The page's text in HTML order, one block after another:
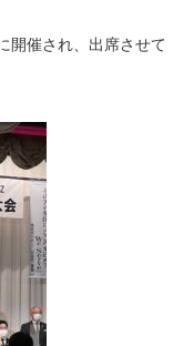
開催され、出席させて